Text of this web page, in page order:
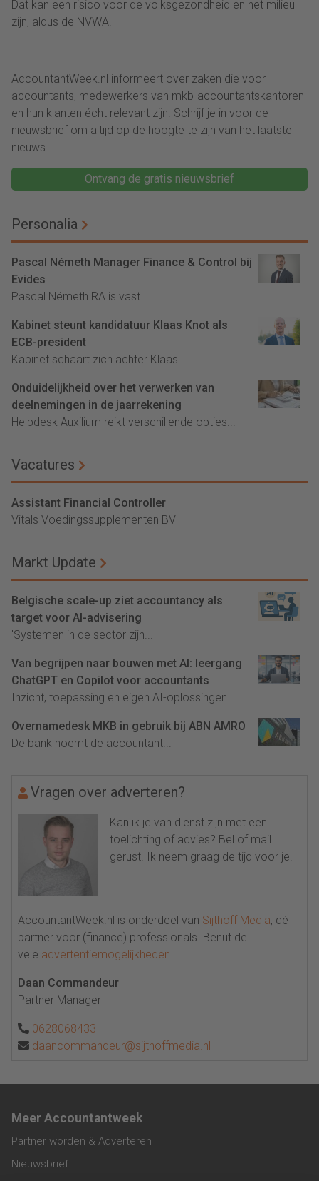
Dat kan een risico voor de volksgezondheid en het milieu
zijn, aldus de NVWA.
AccountantWeek.nl informeert over zaken die voor
accountants, medewerkers van mkb-accountantskantoren
en hun klanten écht relevant zijn. Schrijf je in voor de
nieuwsbrief om altijd op de hoogte te zijn van het laatste
nieuws.
Ontvang de gratis nieuwsbrief
Personalia
Pascal Németh Manager Finance & Control bij
Evides
Pascal Németh RA is vast...
Kabinet steunt kandidatuur Klaas Knot als
ECB-president
Kabinet schaart zich achter Klaas...
Onduidelijkheid over het verwerken van
deelnemingen in de jaarrekening
Helpdesk Auxilium reikt verschillende opties...
Vacatures
Assistant Financial Controller
Vitals Voedingssupplementen BV
Markt Update
Belgische scale-up ziet accountancy als
target voor AI-advisering
'Systemen in de sector zijn...
Van begrijpen naar bouwen met AI: leergang
ChatGPT en Copilot voor accountants
Inzicht, toepassing en eigen AI-oplossingen...
Overnamedesk MKB in gebruik bij ABN AMRO
De bank noemt de accountant...
Vragen over adverteren?
Kan ik je van dienst zijn met een
toelichting of advies? Bel of mail
gerust. Ik neem graag de tijd voor je.
AccountantWeek.nl is onderdeel van Sijthoff Media, dé
partner voor (finance) professionals. Benut de
vele advertentiemogelijkheden
Daan Commandeur
Partner Manager
0628068433
daancommandeur@sijthoffmedia.nl
Meer Accountantweek
Partner worden & Adverteren
Nieuwsbrief